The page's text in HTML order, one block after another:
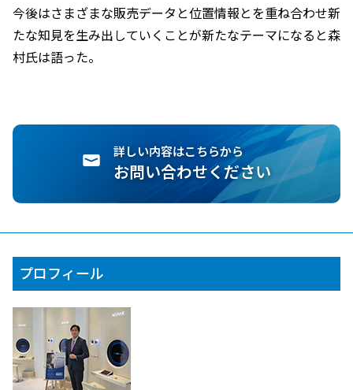
今後はさまざまな販売データと位置情報とを重ね合わせ新
たな知見を生み出していくことが新たなテーマになると森
村氏は語った。
詳しい内容はこちらから
お問い合わせください
プロフィール